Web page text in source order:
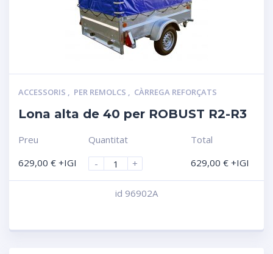
ACCESSORIS , PER REMOLCS , CÀRREGA REFORÇATS
Lona alta de 40 per ROBUST R2-R3
Preu
629,00 € +IGI
Quantitat
-
+
Total
629,00 € +IGI
id 96902A